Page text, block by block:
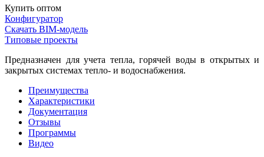
Купить оптом
Конфигуратор
Скачать BIM-модель
Типовые проекты
Предназначен для учета тепла, горячей воды в открытых и
закрытых системах тепло- и водоснабжения.
Преимущества
Характеристики
Документация
Отзывы
Программы
Видео